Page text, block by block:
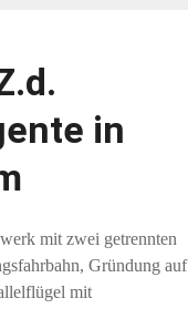
in
mit zwei getrennten
Gründung auf
mit